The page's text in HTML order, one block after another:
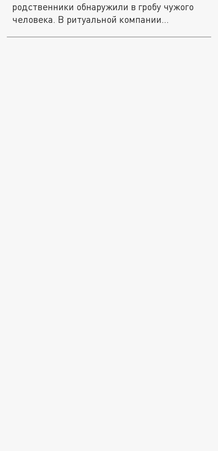
родственники обнаружили в гробу чужого
человека. В ритуальной компании